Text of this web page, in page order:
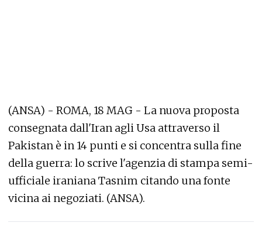
(ANSA) - ROMA, 18 MAG - La nuova proposta
consegnata dall'Iran agli Usa attraverso il
Pakistan è in 14 punti e si concentra sulla fine
della guerra: lo scrive l'agenzia di stampa semi-
ufficiale iraniana Tasnim citando una fonte
vicina ai negoziati. (ANSA).